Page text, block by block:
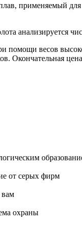
применяемый
анализируется
помощи весов
Окончательная
от серых фирм
вам
охраны